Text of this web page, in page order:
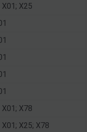
X01; X25
X01; X78
X25; X78